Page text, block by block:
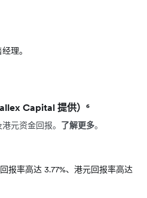
经理。
Capital 提供）⁶
元资金回报。 了解更多。
报率高达 3.77%、港元回报率高达